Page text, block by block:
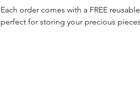
Each order comes with a FREE
perfect for storing your precious